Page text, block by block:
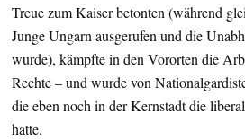
Treue zum Kaiser betonten (während
Junge Ungarn ausgerufen und die
wurde), kämpfte in den Vororten die
Rechte – und wurde von
die eben noch in der Kernstadt die
hatte.